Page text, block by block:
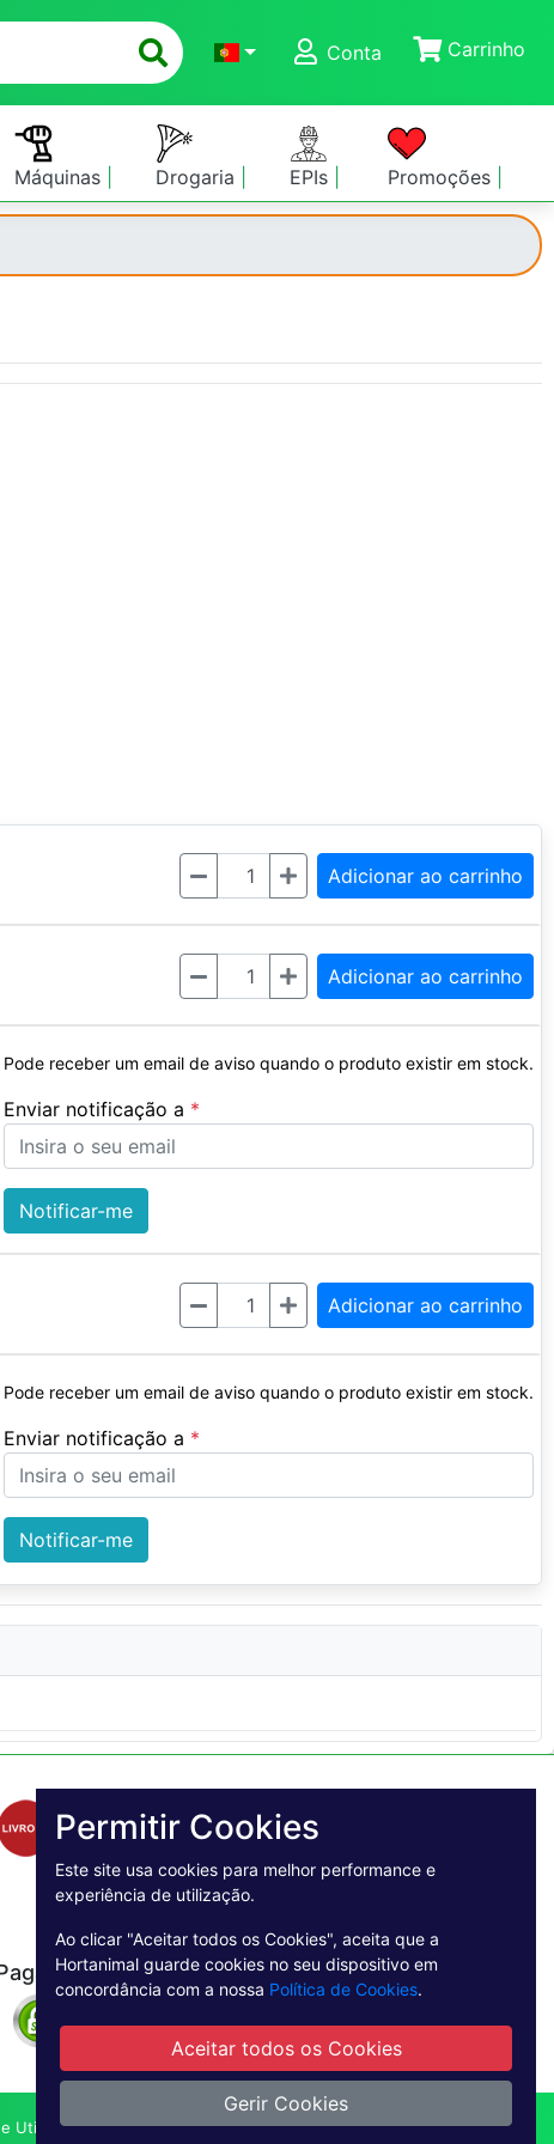
Conta
Carrinho
Máquinas Drogaria EPIs Promoções
Quantidade Adicionar ao carrinho
Quantidade Adicionar ao carrinho
Pode receber um email de aviso quando o produto existir em stock.
Enviar notificação a
Notificar-me
Quantidade Adicionar ao carrinho
Pode receber um email de aviso quando o produto existir em stock.
Enviar notificação a
Notificar-me
Seguro
Utilização Livro de reclamações online
Permitir Cookies
Este site usa cookies para melhor performance e
experiência de utilização.
Ao clicar "Aceitar todos os Cookies", aceita que a
Hortanimal guarde cookies no seu dispositivo em
concordância com a nossa Política de Cookies.
Aceitar todos os Cookies
Gerir Cookies